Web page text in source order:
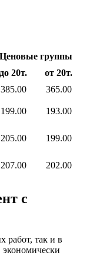
Ценовые группы
до 20т.
от 20т.
385.00 365.00
199.00 193.00
205.00 199.00
207.00 202.00
с
работ, так и в
экономически